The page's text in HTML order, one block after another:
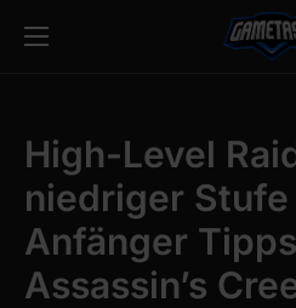
High-Level
niedriger
Anfänger
Assassin’s